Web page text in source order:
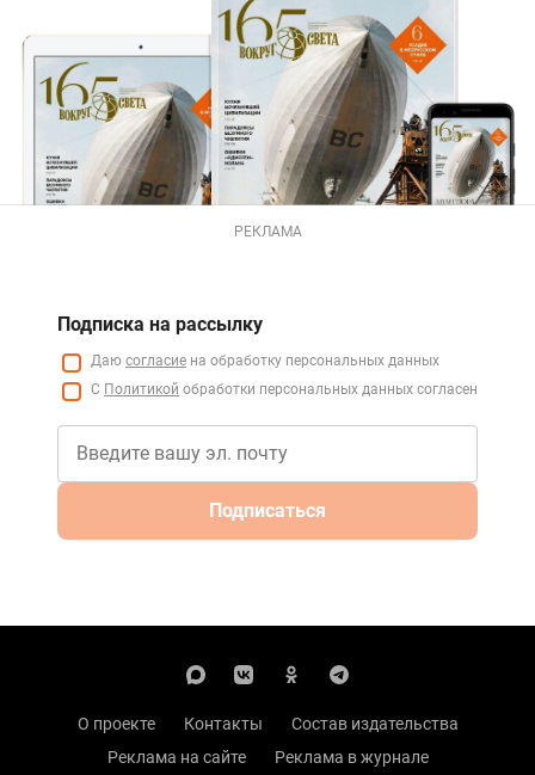
РЕКЛАМА
Подписка на рассылку
Даю согласие на обработку персональных данных
С Политикой обработки персональных данных согласен
Подписаться
О проекте Контакты
Состав издательства
Реклама на сайте
Реклама в журнале